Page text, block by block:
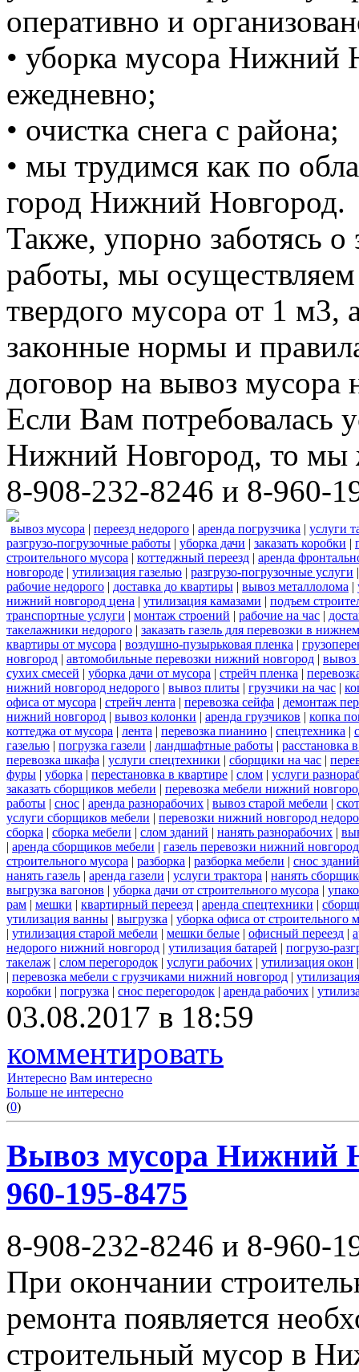
оперативно и
• уборка мусора Нижний
ежедневно;
• очистка снега с района;
• мы трудимся как по
город Нижний Новгород.
Также, упорно заботясь
работы, мы
твердого мусора от 1 м3,
законные нормы и
договор на вывоз мусора
Если Вам потребовалась
Нижний Новгород, то мы
8-908-232-8246 и 8-960-
вывоз мусора | переезд недорого | аренда погрузчика | услуги
разгрузо-погрузочные работы | уборка дачи | заказать коробки |
строительного мусора | коттеджный переезд | аренда
новгороде | утилизация газелью | разгрузо-погрузочные услуги
рабочие недорого | доставка до квартиры | вывоз металлолома |
нижний новгород цена | утилизация камазами | подъем
транспортные услуги | монтаж строений | рабочие на час |
такелажники недорого | заказать газель для перевозки в
квартиры от мусора | воздушно-пузырьковая пленка |
новгород | автомобильные перевозки нижний новгород | вывоз
сухих смесей | уборка дачи от мусора | стрейч пленка |
нижний новгород недорого | вывоз плиты | грузчики на час |
офиса от мусора | стрейч лента | перевозка сейфа | демонтаж
нижний новгород | вывоз колонки | аренда грузчиков | копка
коттеджа от мусора | лента | перевозка пианино | спецтехника |
газелью | погрузка газели | ландшафтные работы | расстановка
перевозка шкафа | услуги спецтехники | сборщики на час |
фуры | уборка | перестановка в квартире | слом | услуги
заказать сборщиков мебели | перевозка мебели нижний
работы | снос | аренда разнорабочих | вывоз старой мебели |
услуги сборщиков мебели | перевозки нижний новгород
сборка | сборка мебели | слом зданий | нанять разнорабочих |
| аренда сборщиков мебели | газель перевозки нижний новгород
строительного мусора | разборка | разборка мебели | снос зданий
нанять газель | аренда газели | услуги трактора | нанять
выгрузка вагонов | уборка дачи от строительного мусора |
рам | мешки | квартирный переезд | аренда спецтехники |
утилизация ванны | выгрузка | уборка офиса от строительного
| утилизация старой мебели | мешки белые | офисный переезд |
недорого нижний новгород | утилизация батарей | погрузо-
такелаж | слом перегородок | услуги рабочих | утилизация окон
| перевозка мебели с грузчиками нижний новгород |
коробки | погрузка | снос перегородок | аренда рабочих |
03.08.2017 в 18:59
комментировать
Интересно Вам интересно
Больше не интересно
(0)
Вывоз мусора Нижний
960-195-8475
8-908-232-8246 и 8-960-
При окончании
ремонта появляется
строительный мусор в